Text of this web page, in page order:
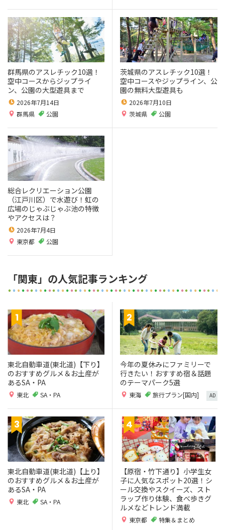
群馬県のアスレチック10選！
空中コースからジップライ
ン、公園の大型遊具まで
2026年7月14日
群馬県
公園
茨城県のアスレチック10選！
空中コースやジップライン、公
園の無料大型遊具も
2026年7月10日
茨城県
公園
総合レクリエーション公園
（江戸川区）で水遊び！虹の
広場のじゃぶじゃぶ池の特徴
やアクセスは？
2026年7月4日
東京都
公園
「関東」の人気記事ランキング
東北自動車道(東北道)【下り】
のおすすめグルメ＆お土産が
あるSA・PA
東北 SA・PA
今年の夏休みにファミリーで
行きたい！おすすめ宿＆話題
のテーマパーク5選
東海 旅行プラン[国内] AD
東北自動車道(東北道)【上り】
のおすすめグルメ＆お土産が
あるSA・PA
東北 SA・PA
【原宿・竹下通り】小学生女
子に人気なスポット20選！シ
ール交換やスクイーズ、スト
ラップ作り体験、食べ歩きグ
ルメなどトレンド満載
東京都 特集＆まとめ